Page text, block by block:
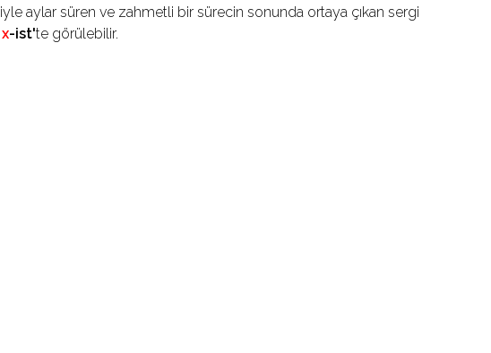
aylar süren ve zahmetli bir sürecin sonunda ortaya çıkan sergi
x-ist'te görülebilir.